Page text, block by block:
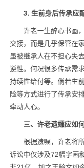
3. 生前身后传承应
许老一生醉心书画
交接，而是几乎保管在
虽被继承人在不担心失
逆性。何况很多传承需
持续性给付等。倘若生
险等方式进行了传承安
牵动人心。
三、许老遗孀应如
根据遗嘱，许老将
诉讼中仅涉及72幅字画